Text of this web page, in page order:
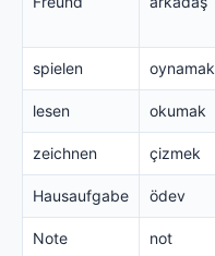
spielen oynamak
lesen okumak
zeichnen çizmek
Hausaufgabe ödev
Note not